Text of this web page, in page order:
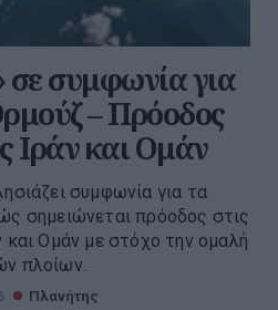
συμφωνία για
– Πρόοδος
Ιράν και Ομάν
συμφωνία για τα
σημειώνεται πρόοδος στις
και Ομάν με στόχο την ομαλή
πλοίων.
Πλανήτης